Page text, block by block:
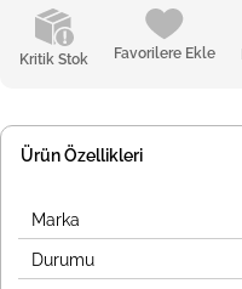
Kritik Stok Favorilere Ekle
Ürün Özellikleri
Marka
Durumu